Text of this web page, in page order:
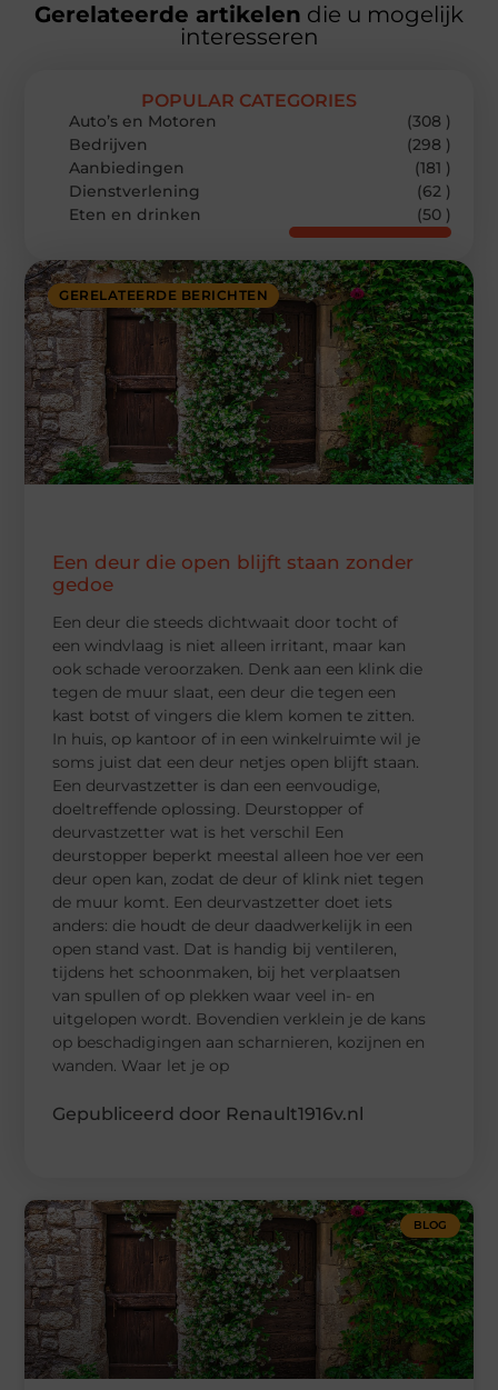
Gerelateerde artikelen die u mogelijk
interesseren
GERELATEERDE BERICHTEN
Een deur die open blijft staan zonder
gedoe
Een deur die steeds dichtwaait door tocht of
een windvlaag is niet alleen irritant, maar kan
ook schade veroorzaken. Denk aan een klink die
tegen de muur slaat, een deur die tegen een
kast botst of vingers die klem komen te zitten.
In huis, op kantoor of in een winkelruimte wil je
soms juist dat een deur netjes open blijft staan.
Een deurvastzetter is dan een eenvoudige,
doeltreffende oplossing. Deurstopper of
deurvastzetter wat is het verschil Een
deurstopper beperkt meestal alleen hoe ver een
deur open kan, zodat de deur of klink niet tegen
de muur komt. Een deurvastzetter doet iets
anders: die houdt de deur daadwerkelijk in een
open stand vast. Dat is handig bij ventileren,
tijdens het schoonmaken, bij het verplaatsen
van spullen of op plekken waar veel in- en
uitgelopen wordt. Bovendien verklein je de kans
op beschadigingen aan scharnieren, kozijnen en
wanden. Waar let je op
Gepubliceerd door Renault1916v.nl
POPULAR CATEGORIES
Auto’s en Motoren
(308 )
Bedrijven
(298 )
Aanbiedingen
(181 )
Dienstverlening
(62 )
Eten en drinken
(50 )
BLOG